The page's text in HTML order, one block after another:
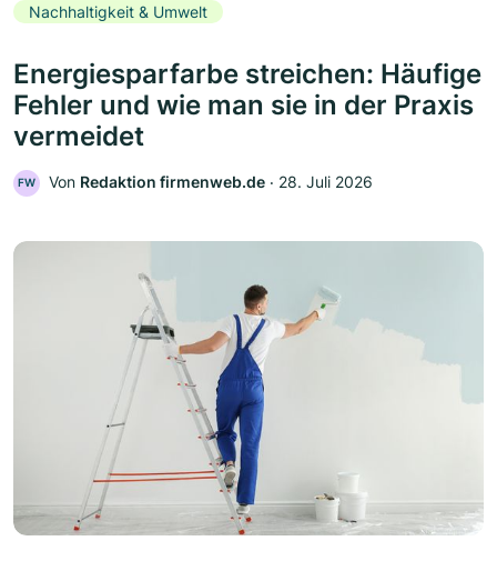
Nachhaltigkeit & Umwelt
Energiesparfarbe streichen: Häufige
Fehler und wie man sie in der Praxis
vermeidet
FW Von Redaktion firmenweb.de ‧ 28. Juli 2026